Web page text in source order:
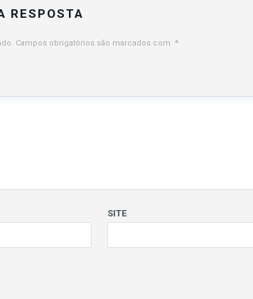
RESPOSTA
Campos obrigatórios são marcados com *
SITE